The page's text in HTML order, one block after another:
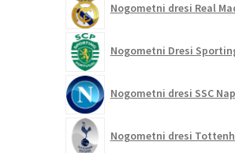
Nogometni dresi Real
Nogometni Dresi
Nogometni dresi SSC
Nogometni dresi